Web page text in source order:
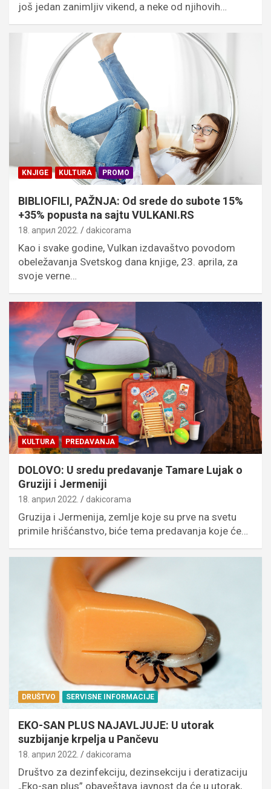
još jedan zanimljiv vikend, a neke od njihovih…
KNJIGE KULTURA PROMO
BIBLIOFILI, PAŽNJA: Od srede do subote 15%
+35% popusta na sajtu VULKANI.RS
18. април 2022. dakicorama
Kao i svake godine, Vulkan izdavaštvo povodom
obeležavanja Svetskog dana knjige, 23. aprila, za
svoje verne…
KULTURA PREDAVANJA
DOLOVO: U sredu predavanje Tamare Lujak o
Gruziji i Jermeniji
18. април 2022. dakicorama
Gruzija i Jermenija, zemlje koje su prve na svetu
primile hrišćanstvo, biće tema predavanja koje će…
DRUŠTVO SERVISNE INFORMACIJE
EKO-SAN PLUS NAJAVLJUJE: U utorak
suzbijanje krpelja u Pančevu
18. април 2022. dakicorama
Društvo za dezinfekciju, dezinsekciju i deratizaciju
„Eko-san plus” obaveštava javnost da će u utorak,